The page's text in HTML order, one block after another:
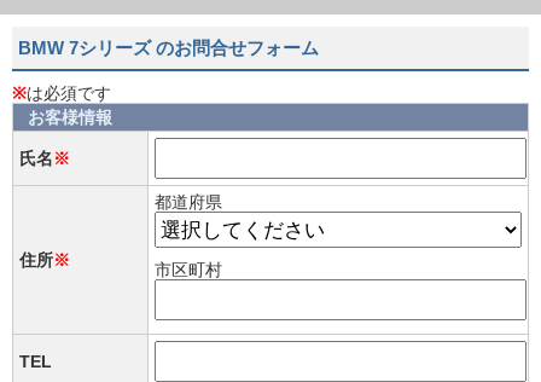
BMW 7シリーズ のお問合せフォーム
※は必須です
お客様情報
氏名※
住所※
都道府県
市区町村
TEL